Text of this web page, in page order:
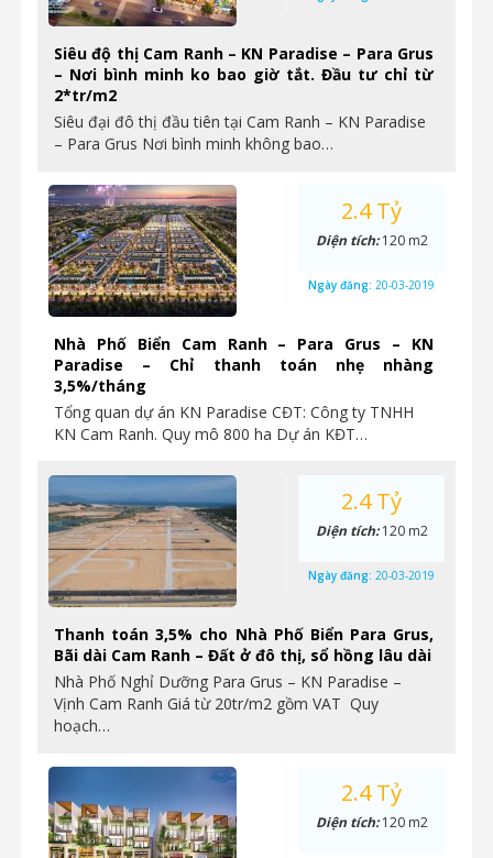
Siêu độ thị Cam Ranh – KN Paradise – Para Grus
– Nơi bình minh ko bao giờ tắt. Đầu tư chỉ từ
2*tr/m2
Siêu đại đô thị đầu tiên tại Cam Ranh – KN Paradise
– Para Grus Nơi bình minh không bao…
Nhà Phố Biển Cam Ranh – Para Grus – KN
Paradise – Chỉ thanh toán nhẹ nhàng
3,5%/tháng
Tổng quan dự án KN Paradise CĐT: Công ty TNHH
KN Cam Ranh. Quy mô 800 ha Dự án KĐT…
2.4 Tỷ
Diện tích:120 m2
Ngày đăng: 20-03-2019
Thanh toán 3,5% cho Nhà Phố Biển Para Grus,
Bãi dài Cam Ranh – Đất ở đô thị, sổ hồng lâu dài
Nhà Phố Nghỉ Dưỡng Para Grus – KN Paradise –
Vịnh Cam Ranh Giá từ 20tr/m2 gồm VAT Quy
hoạch…
2.4 Tỷ
Diện tích:120 m2
Ngày đăng: 20-03-2019
2.4 Tỷ
Diện tích:120 m2